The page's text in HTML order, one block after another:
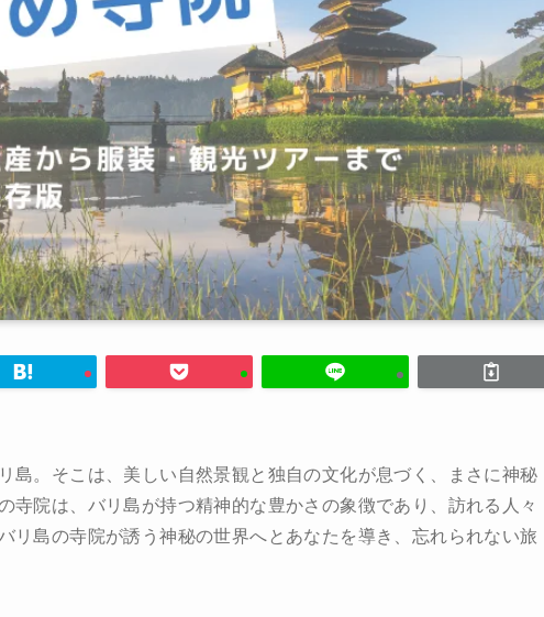
島。そこは、美しい自然景観と独自の文化が息づく、まさに神秘
寺院は、バリ島が持つ精神的な豊かさの象徴であり、訪れる人々
リ島の寺院が誘う神秘の世界へとあなたを導き、忘れられない旅